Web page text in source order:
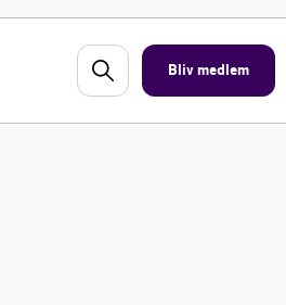
Bliv medlem